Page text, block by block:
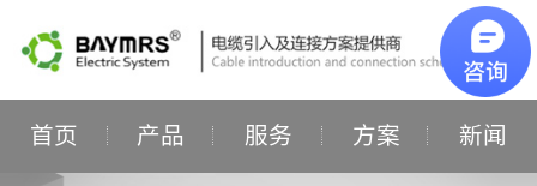
首页 产品 服务 方案 新闻